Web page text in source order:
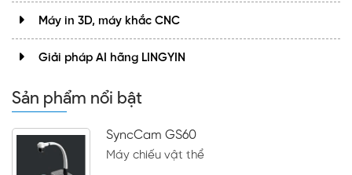
Máy in 3D, máy khắc CNC
Giải pháp AI hãng LINGYIN
Sản phẩm nổi bật
SyncCam GS60
Máy chiếu vật thể